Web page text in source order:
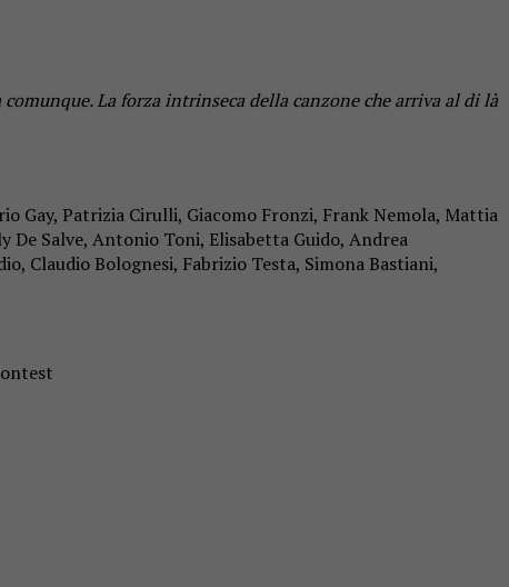
La forza intrinseca della canzone che arriva al di là
Gay, Patrizia Cirulli, Giacomo Fronzi, Frank Nemola, Mattia
De Salve, Antonio Toni, Elisabetta Guido, Andrea
Claudio Bolognesi, Fabrizio Testa, Simona Bastiani,